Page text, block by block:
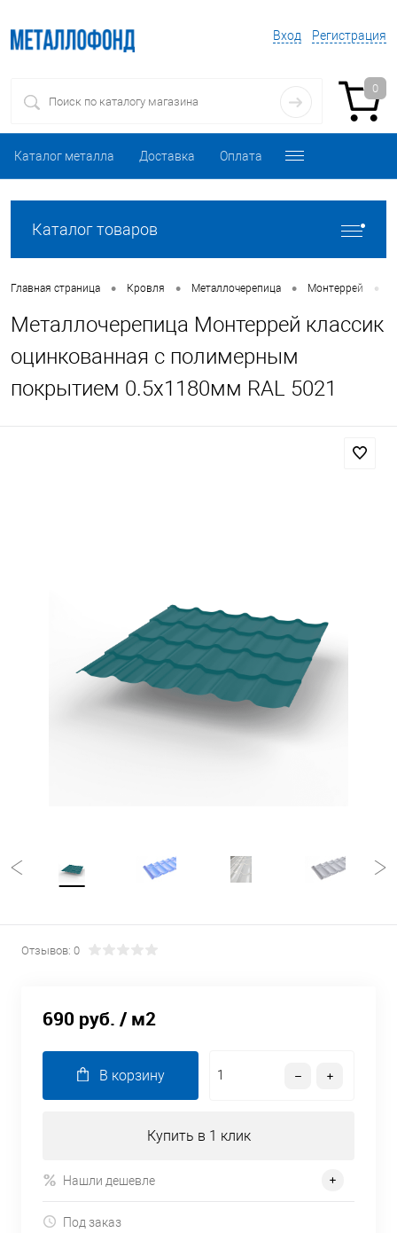
Вход Регистрация
0
Каталог металла Доставка Оплата
Каталог товаров
Главная страница • Кровля • Металлочерепица • Монтеррей •
Металлочерепица Монтеррей классик
оцинкованная с полимерным
покрытием 0.5x1180мм RAL 5021
Отзывов: 0
690 руб. / м2
В корзину
Купить в 1 клик
Нашли дешевле
Под заказ